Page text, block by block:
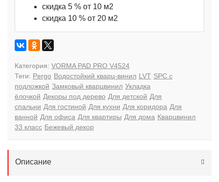
скидка 5 % от 10 м2
скидка 10 % от 20 м2
Категория: VORMA PAD PRO V4524
Теги: Pergo Водостойкий кварц-винил LVT SPC с
подложкой Замковый кварцвинил Укладка
ёлочкой Декоры под дерево Для детской Для
спальни Для гостиной Для кухни Для коридора Для
ванной Для офиса Для квартиры Для дома Кварцвинил
33 класс Бежевый декор
Описание